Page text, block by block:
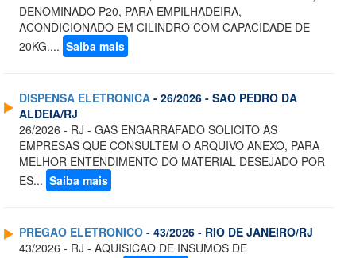
DENOMINADO P20, PARA EMPILHADEIRA,
ACONDICIONADO EM CILINDRO COM CAPACIDADE DE
20KG.... Saiba mais
DISPENSA ELETRONICA - 26/2026 - SAO PEDRO DA
ALDEIA/RJ
26/2026 - RJ - GAS ENGARRAFADO SOLICITO AS
EMPRESAS QUE CONSULTEM O ARQUIVO ANEXO, PARA
MELHOR ENTENDIMENTO DO MATERIAL DESEJADO POR
ES... Saiba mais
PREGAO ELETRONICO - 43/2026 - RIO DE JANEIRO/RJ
43/2026 - RJ - AQUISICAO DE INSUMOS DE